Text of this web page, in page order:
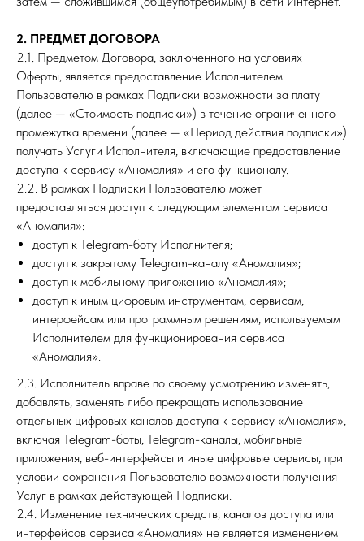
2. ПРЕДМЕТ ДОГОВОРА
2.1. Предметом Договора, заключенного на условиях
Оферты, является предоставление Исполнителем
Пользователю в рамках Подписки возможности за плату
(далее — «Стоимость подписки») в течение ограниченного
промежутка времени (далее — «Период действия подписки»)
получать Услуги Исполнителя, включающие предоставление
доступа к сервису «Аномалия» и его функционалу.
2.2. В рамках Подписки Пользователю может
предоставляться доступ к следующим элементам сервиса
«Аномалия»:
доступ к Telegram-боту Исполнителя;
доступ к закрытому Telegram-каналу «Аномалия»;
доступ к мобильному приложению «Аномалия»;
доступ к иным цифровым инструментам, сервисам,
интерфейсам или программным решениям, используемым
Исполнителем для функционирования сервиса
«Аномалия».
2.3. Исполнитель вправе по своему усмотрению изменять,
добавлять, заменять либо прекращать использование
отдельных цифровых каналов доступа к сервису «Аномалия»,
включая Telegram-боты, Telegram-каналы, мобильные
приложения, веб-интерфейсы и иные цифровые сервисы, при
условии сохранения Пользователю возможности получения
Услуг в рамках действующей Подписки.
2.4. Изменение технических средств, каналов доступа или
интерфейсов сервиса «Аномалия» не является изменением